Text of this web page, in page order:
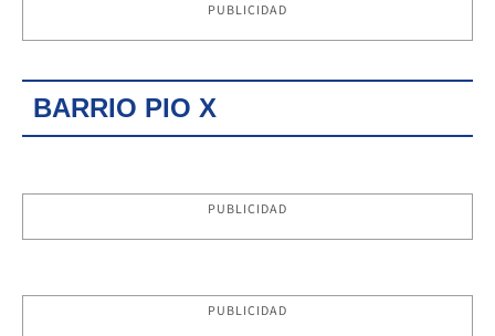
PUBLICIDAD
BARRIO PIO X
PUBLICIDAD
PUBLICIDAD